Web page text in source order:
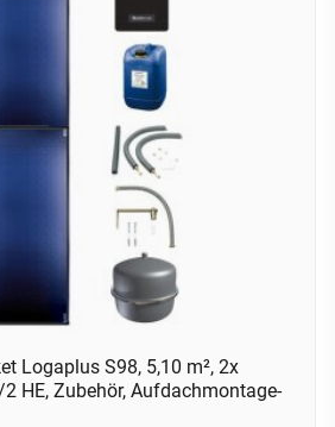
Logaplus S98, 5,10 m², 2x
HE, Zubehör, Aufdachmontage-